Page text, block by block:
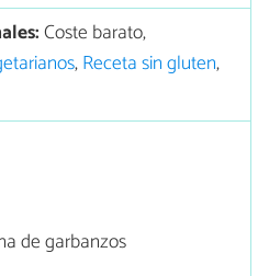
Coste barato,
,Receta sin gluten,
de garbanzos